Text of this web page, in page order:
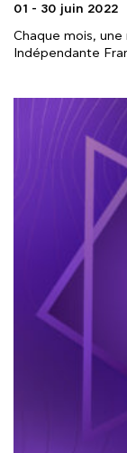
01 - 30 juin 2022
Chaque mois,
Indépendante